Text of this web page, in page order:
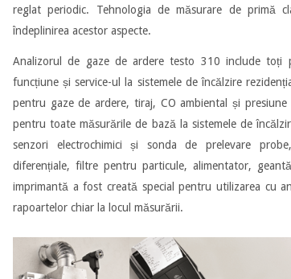
reglat periodic. Tehnologia de măsurare de primă
îndeplinirea acestor aspecte.
Analizorul de gaze de ardere testo 310 include toți
funcțiune și service-ul la sistemele de încălzire
pentru gaze de ardere, tiraj, CO ambiental și
pentru toate măsurările de bază la sistemele de
senzori electrochimici și sonda de prelevare
diferențiale, filtre pentru particule, alimentator,
imprimantă a fost creată special pentru utilizarea cu
rapoartelor chiar la locul măsurării.